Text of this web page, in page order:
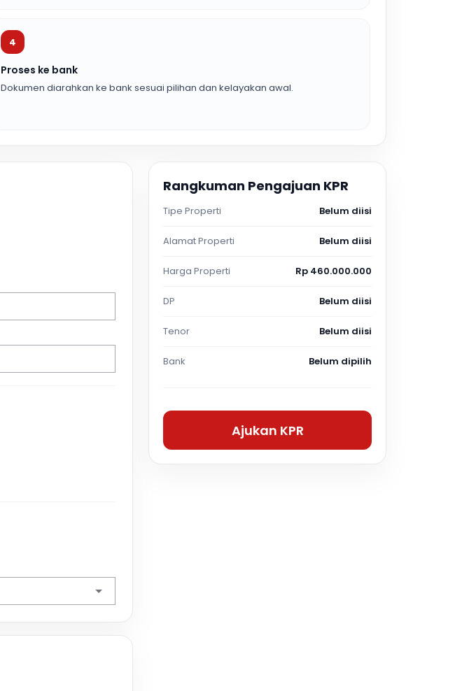
4
Proses ke bank
Dokumen diarahkan ke bank sesuai pilihan dan kelayakan awal.
Rangkuman Pengajuan KPR
Tipe Properti Belum diisi
Alamat Properti Belum diisi
Harga Properti Rp 460.000.000
DP Belum diisi
Tenor Belum diisi
Bank Belum dipilih
Ajukan KPR